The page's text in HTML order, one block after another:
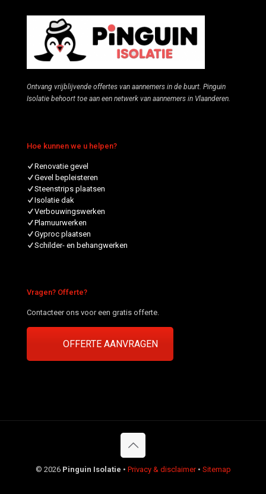
Ontvang vrijblijvende offertes van aannemers in de buurt. Pinguin
Isolatie behoort toe aan een netwerk van aannemers in Vlaanderen.
Hoe kunnen we u helpen?
Renovatie gevel
Gevel bepleisteren
Steenstrips plaatsen
Isolatie dak
Verbouwingswerken
Plamuurwerken
Gyproc plaatsen
Schilder- en behangwerken
Vragen? Offerte?
Contacteer ons voor een gratis offerte.
OFFERTE AANVRAGEN
© 2026 Pinguin Isolatie • Privacy & disclaimer• Sitemap